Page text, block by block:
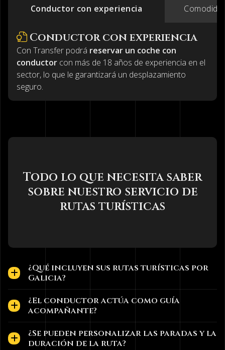
Conductor con experiencia
Conductor con experiencia
Con Transfer podrá reservar un coche con
conductorcon más de 18 años de experiencia en el
sector, lo que le garantizará un desplazamiento
seguro.
Todo lo que necesita saber
sobre nuestro servicio de
rutas turísticas
¿Qué incluyen sus rutas turísticas por
Galicia?
¿El conductor actúa como guía
acompañante?
¿Se pueden personalizar las paradas y la
duración de la ruta?